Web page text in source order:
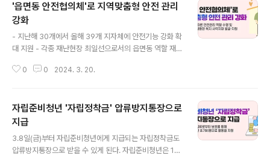
'읍면동 안전협의체'로 지역맞춤형 안전 관리
강화
- 지난해 30개에서 올해 39개 지자체에 안전기능 강화 확
대 지원 - 각종 재난현장 최일선으로서의 읍면동 역할 재정
마트 복지·안전서비스 개선모델 개발 지원사업’ 공모를 통
관리기능을 강화하기 위해 총 13억 5천만 원(국비 기준, 지
방비 50% 매칭 별도)의 사업비를 지원한다. □ 선정된 39
개 지자체는 읍면동별 특성을 반영하여 지역공동체를 활용
한 안전협의체를 구성하여 운영한다. ○ ‘읍면동 안전협의
0 0 2024. 3. 20.
자립준비청년 '자립정착금' 압류방지통장으로
지급
3.8일(금)부터 자립준비청년에게 지급되는 자립정착금도
압류방지통장으로 받을 수 있게 된다. 자립준비청년은 18